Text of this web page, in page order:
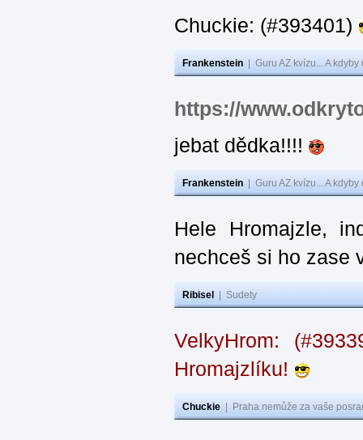
Chuckie: (#393401)
Frankenstein Guru AZ kvízu... A
https://
jebat dědka!!!!
Frankenstein Guru AZ kvízu... A
Hele Hromajzle,
nechceš si ho zase
Ribisel Sudety
VelkyHrom:
Hromajzlíku!
Chuckie Praha nemůže za vaše